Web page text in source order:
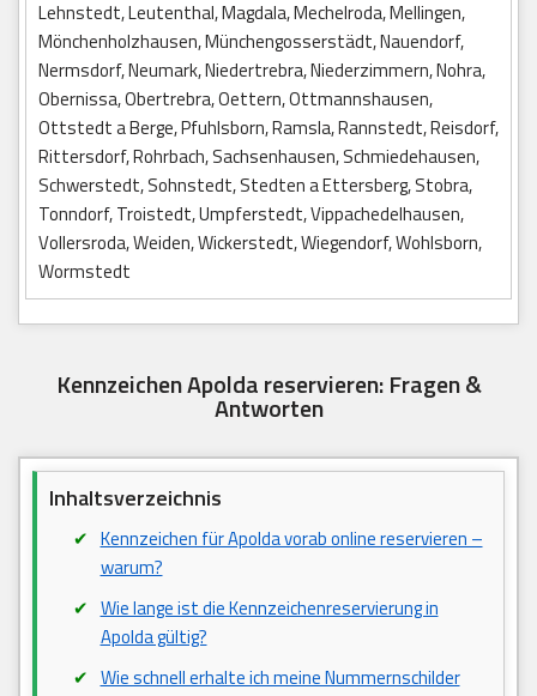
Lehnstedt, Leutenthal, Magdala, Mechelroda, Mellingen,
Mönchenholzhausen, Münchengosserstädt, Nauendorf,
Nermsdorf, Neumark, Niedertrebra, Niederzimmern, Nohra,
Obernissa, Obertrebra, Oettern, Ottmannshausen,
Ottstedt a Berge, Pfuhlsborn, Ramsla, Rannstedt, Reisdorf,
Rittersdorf, Rohrbach, Sachsenhausen, Schmiedehausen,
Schwerstedt, Sohnstedt, Stedten a Ettersberg, Stobra,
Tonndorf, Troistedt, Umpferstedt, Vippachedelhausen,
Vollersroda, Weiden, Wickerstedt, Wiegendorf, Wohlsborn,
Wormstedt
Kennzeichen Apolda reservieren: Fragen &
Antworten
Inhaltsverzeichnis
Kennzeichen für Apolda vorab online reservieren –
warum?
Wie lange ist die Kennzeichenreservierung in
Apolda gültig?
Wie schnell erhalte ich meine Nummernschilder